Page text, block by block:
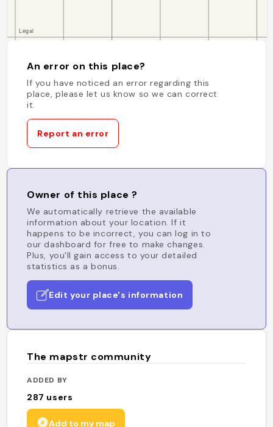
An error on this place?
If you have noticed an error regarding this
place, please let us know so we can correct
it.
Report an error
Owner of this place ?
We automatically retrieve the available
information about your location. If it
happens to be incorrect, you can log in to
our dashboard for free to make changes.
Plus, you'll gain access to your detailed
statistics as a bonus.
Edit your place's information
The mapstr community
ADDED BY
287 users
Add to my map